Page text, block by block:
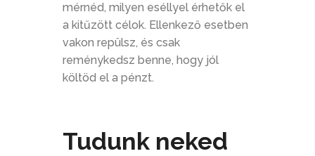
mérnéd, milyen eséllyel érhetők el
a kitűzött célok. Ellenkező esetben
vakon repülsz, és csak
reménykedsz benne, hogy jól
költöd el a pénzt.
Tudunk neked